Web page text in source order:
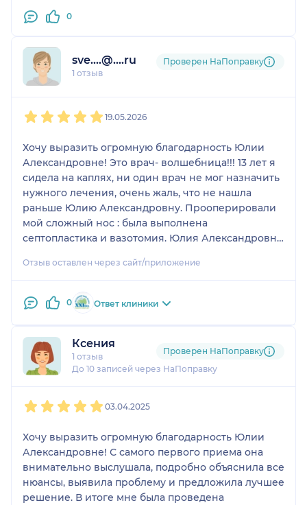
порекомендовал Юлию Александровну
что нашел отличного доктора для себя и своей
семьи! Спасибо большое Юлии Александровне,
всей семьей только к ней теперь!
0
sve....@....ru
1 отзыв
Проверен НаПоправку
19.05.2026
Хочу выразить огромную благодарность Юлии
Александровне! Это врач- волшебница!!! 13 лет я
сидела на каплях, ни один врач не мог назначить
нужного лечения, очень жаль, что не нашла
раньше Юлию Александровну. Прооперировали
мой сложный нос : была выполнена
септопластика и вазотомия. Юлия Александровна
мной , мне было нелегко , тк это была моя первая
нос дышит, во что я до сих пор не верю!
Отзыв оставлен через сайт/приложение
0 Ответ клиники
Ксения
1 отзыв
До 10 записей через НаПоправку
Проверен НаПоправку
03.04.2025
Хочу выразить огромную благодарность Юлии
Александровне! С самого первого приема она
внимательно выслушала, подробно объяснила все
нюансы, выявила проблему и предложила лучшее
решение. В итоге мне была проведена